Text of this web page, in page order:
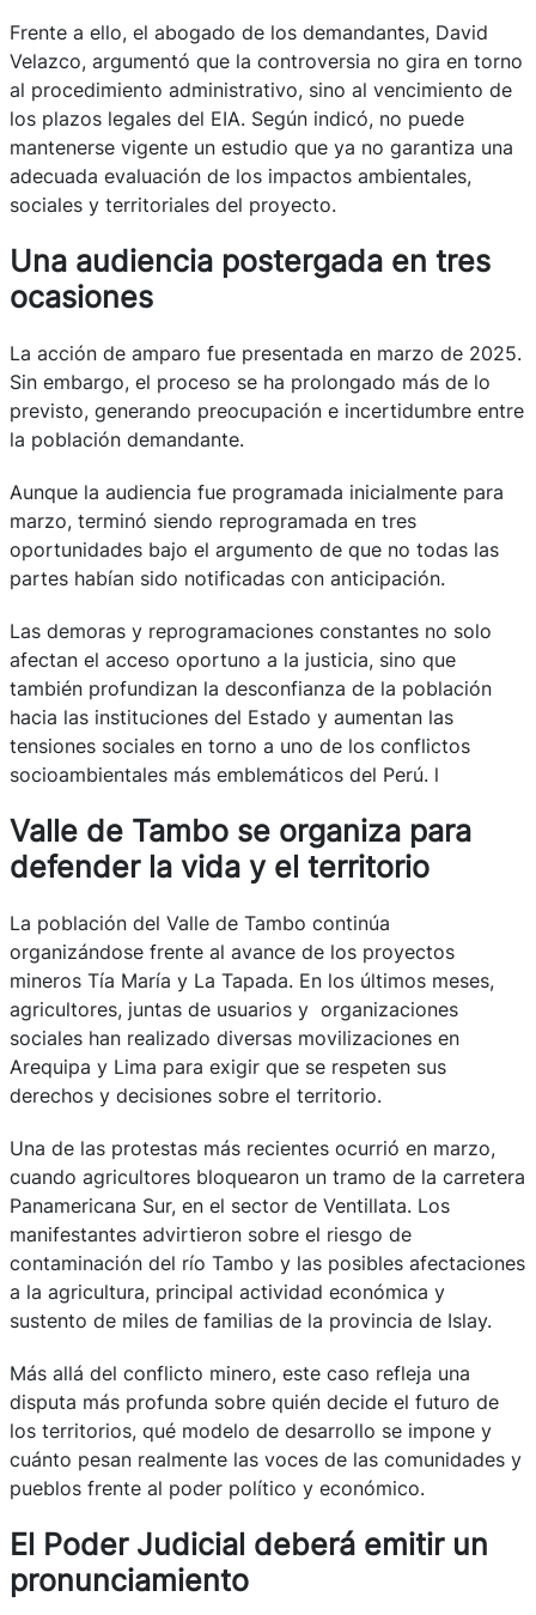
Frente a ello, el abogado de los demandantes, David
Velazco, argumentó que la controversia no gira en torno
al procedimiento administrativo, sino al vencimiento de
los plazos legales del EIA. Según indicó, no puede
mantenerse vigente un estudio que ya no garantiza una
adecuada evaluación de los impactos ambientales,
sociales y territoriales del proyecto.
Una audiencia postergada en tres
ocasiones
La acción de amparo fue presentada en marzo de 2025.
Sin embargo, el proceso se ha prolongado más de lo
previsto, generando preocupación e incertidumbre entre
la población demandante.
Aunque la audiencia fue programada inicialmente para
marzo, terminó siendo reprogramada en tres
oportunidades bajo el argumento de que no todas las
partes habían sido notificadas con anticipación.
Las demoras y reprogramaciones constantes no solo
afectan el acceso oportuno a la justicia, sino que
también profundizan la desconfianza de la población
hacia las instituciones del Estado y aumentan las
tensiones sociales en torno a uno de los conflictos
socioambientales más emblemáticos del Perú. l
Valle de Tambo se organiza para
defender la vida y el territorio
La población del Valle de Tambo continúa
organizándose frente al avance de los proyectos
mineros Tía María y La Tapada. En los últimos meses,
agricultores, juntas de usuarios y organizaciones
sociales han realizado diversas movilizaciones en
Arequipa y Lima para exigir que se respeten sus
derechos y decisiones sobre el territorio.
Una de las protestas más recientes ocurrió en marzo,
cuando agricultores bloquearon un tramo de la carretera
Panamericana Sur, en el sector de Ventillata. Los
manifestantes advirtieron sobre el riesgo de
contaminación del río Tambo y las posibles afectaciones
a la agricultura, principal actividad económica y
sustento de miles de familias de la provincia de Islay.
Más allá del conflicto minero, este caso refleja una
disputa más profunda sobre quién decide el futuro de
los territorios, qué modelo de desarrollo se impone y
cuánto pesan realmente las voces de las comunidades y
pueblos frente al poder político y económico.
El Poder Judicial deberá emitir un
pronunciamiento